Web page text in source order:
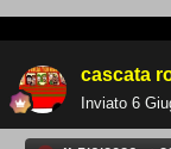
cascata
Inviato 6